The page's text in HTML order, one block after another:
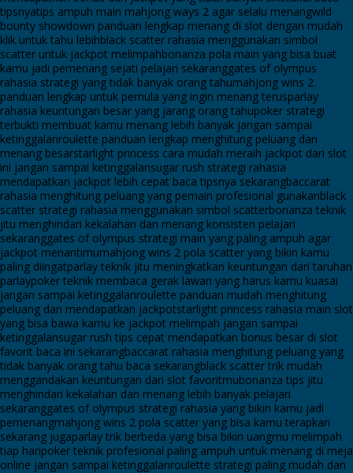
tipsnyatips ampuh main mahjong ways 2 agar selalu menangwild
bounty showdown panduan lengkap menang di slot dengan mudah
klik untuk tahu lebihblack scatter rahasia menggunakan simbol
scatter untuk jackpot melimpahbonanza pola main yang bisa buat
kamu jadi pemenang sejati pelajari sekaranggates of olympus
rahasia strategi yang tidak banyak orang tahumahjong wins 2
panduan lengkap untuk pemula yang ingin menang terusparlay
rahasia keuntungan besar yang jarang orang tahupoker strategi
terbukti membuat kamu menang lebih banyak jangan sampai
ketinggalanroulette panduan lengkap menghitung peluang dan
menang besarstarlight princess cara mudah meraih jackpot dari slot
ini jangan sampai ketinggalansugar rush strategi rahasia
mendapatkan jackpot lebih cepat baca tipsnya sekarangbaccarat
rahasia menghitung peluang yang pemain profesional gunakanblack
scatter strategi rahasia menggunakan simbol scatterbonanza teknik
jitu menghindari kekalahan dan menang konsisten pelajari
sekaranggates of olympus strategi main yang paling ampuh agar
jackpot menantimumahjong wins 2 pola scatter yang bikin kamu
paling diingatparlay teknik jitu meningkatkan keuntungan dari taruhan
parlaypoker teknik membaca gerak lawan yang harus kamu kuasai
jangan sampai ketinggalanroulette panduan mudah menghitung
peluang dan mendapatkan jackpotstarlight princess rahasia main slot
yang bisa bawa kamu ke jackpot melimpah jangan sampai
ketinggalansugar rush tips cepat mendapatkan bonus besar di slot
favorit baca ini sekarangbaccarat rahasia menghitung peluang yang
tidak banyak orang tahu baca sekarangblack scatter trik mudah
menggandakan keuntungan dari slot favoritmubonanza tips jitu
menghindari kekalahan dan menang lebih banyak pelajari
sekaranggates of olympus strategi rahasia yang bikin kamu jadi
pemenangmahjong wins 2 pola scatter yang bisa kamu terapkan
sekarang jugaparlay trik berbeda yang bisa bikin uangmu melimpah
tiap haripoker teknik profesional paling ampuh untuk menang di meja
online jangan sampai ketinggalanroulette strategi paling mudah dan